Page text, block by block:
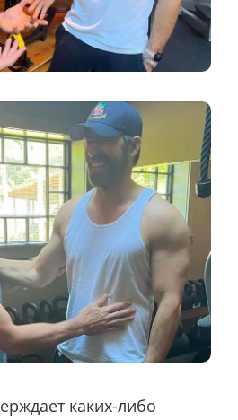
каких-либо